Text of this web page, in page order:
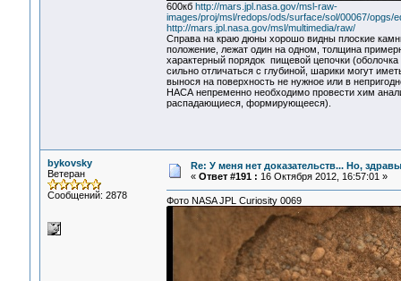
600кб http://mars.jpl.nasa.gov/msl-raw-
images/proj/msl/redops/ods/surface/sol/00067/opgs/
http://mars.jpl.nasa.gov/msl/multimedia/raw/
Справа на краю дюны хорошо видны плоские
положение, лежат один на одном, толщина
характерный порядок пищевой цепочки
сильно отличаться с глубиной, шарики могут
вынося на поверхность не нужное или в
НАСА непременно необходимо провести хим
распадающиеся, формирующееся).
bykovsky
Ветеран
Сообщений: 2878
Re: У меня нет доказательств... Но,
« Ответ #191 : 16 Октября 2012, 16:57:01 »
Фото NASA JPL Curiosity 0069